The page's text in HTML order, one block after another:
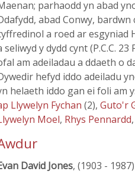
parhaodd yn abad
abad Conwy,
a roed ar esgyniad
seliwyd y dydd cynt (P.C.C.
am adeiladau a ddaeth o
hefyd iddo adeiladu
helaeth iddo gan ei foli am
Llywelyn Fychan (2), Guto'r
Moel, Rhys Pennardd,
David Jones, (1903 - 1987)